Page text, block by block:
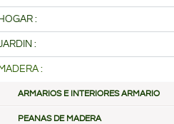
HOGAR :
:
MADERA :
ARMARIOS E INTERIORES ARMARIO
PEANAS DE MADERA